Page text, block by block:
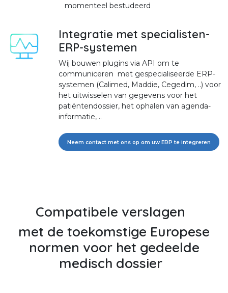
momenteel bestudeerd
Integratie met specialisten-
ERP-systemen
Wij bouwen plugins via API om te
communiceren met gespecialiseerde ERP-
systemen (Calimed, Maddie, Cegedim, ..) voor
het uitwisselen van gegevens voor het
patiëntendossier, het ophalen van agenda-
informatie, ..
Neem contact met ons op om uw ERP te integreren
Compatibele verslagen
met de toekomstige Europese
normen voor het gedeelde
medisch dossier